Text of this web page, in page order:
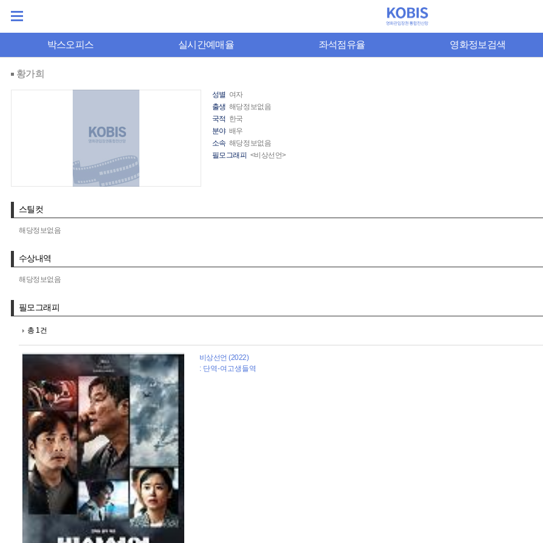
박스오피스 실시간예매율 좌석점유율 영화정보검색
황가희
성별 여자
출생 해당정보없음
국적 한국
분야 배우
소속 해당정보없음
필모그래피 <비상선언>
스틸컷
해당정보없음
수상내역
해당정보없음
필모그래피
총 1건
비상선언 (2022)
: 단역-여고생들역